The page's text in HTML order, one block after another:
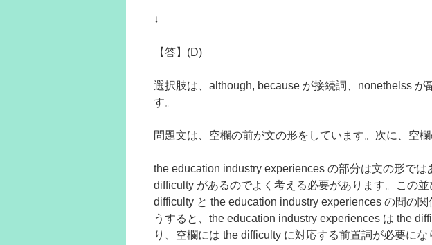
↓
【答】(D)
選択肢は、although, because が接続詞、nonethelss が
す。
問題文は、空欄の前が文の形をしています。次に、空欄
the education industry experiences の部分は文の形では
difficulty があるのでよく考える必要があります。この
difficulty と the education industry experiences の間の
うすると、the education industry experiences は the
り、空欄には the difficulty に対応する前置詞が必要にな